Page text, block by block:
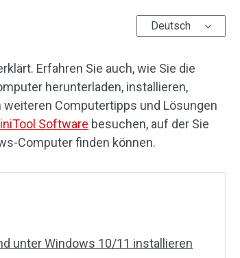
Deutsch
Erfahren Sie auch, wie Sie die
herunterladen, installieren,
Computertipps und Lösungen
Software besuchen, auf der Sie
Computer finden können.
unter Windows 10/11 installieren